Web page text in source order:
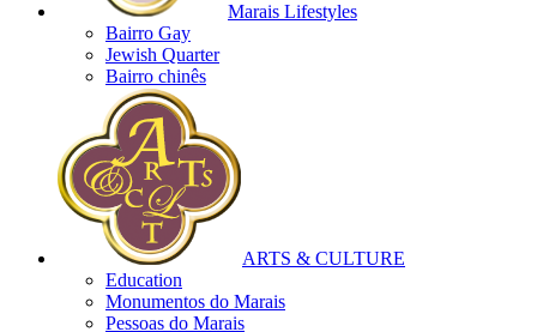
Marais Lifestyles
Bairro Gay
Jewish Quarter
Bairro chinês
ARTS & CULTURE
Education
Monumentos do Marais
Pessoas do Marais